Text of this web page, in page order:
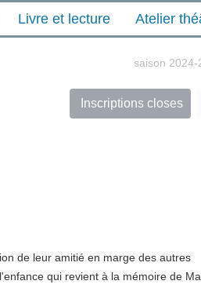
Livre et lecture Atelier
saison 2024-
Inscriptions closes
de leur amitié en marge des autres
qui revient à la mémoire de